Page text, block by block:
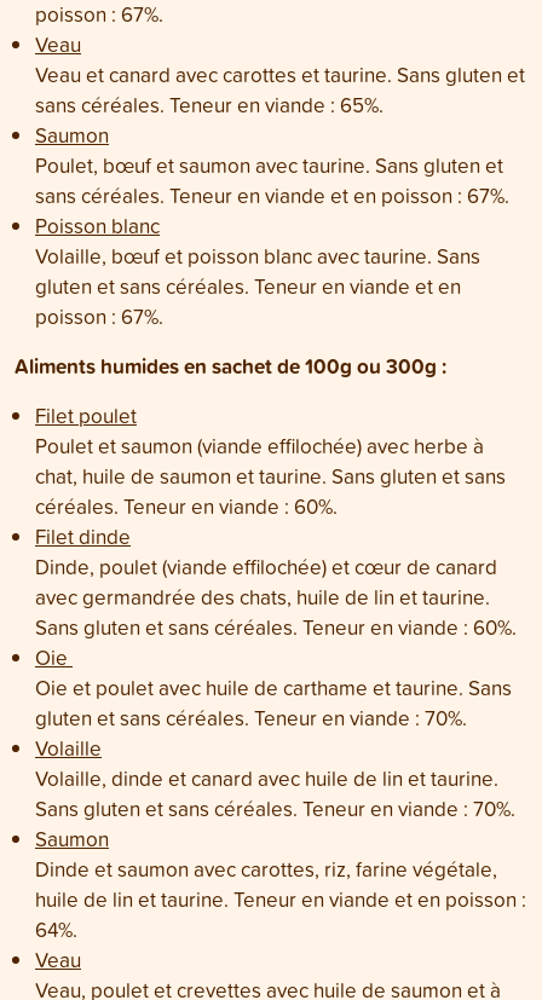
poisson : 67%.
Veau
Veau et canard avec carottes et taurine. Sans gluten et
sans céréales. Teneur en viande : 65%.
Saumon
Poulet, bœuf et saumon avec taurine. Sans gluten et
sans céréales. Teneur en viande et en poisson : 67%.
Poisson blanc
Volaille, bœuf et poisson blanc avec taurine. Sans
gluten et sans céréales. Teneur en viande et en
poisson : 67%.
Aliments humides en sachet de 100g ou 300g :
Filet poulet
Poulet et saumon (viande effilochée) avec herbe à
chat, huile de saumon et taurine. Sans gluten et sans
céréales. Teneur en viande : 60%.
Filet dinde
Dinde, poulet (viande effilochée) et cœur de canard
avec germandrée des chats, huile de lin et taurine.
Sans gluten et sans céréales. Teneur en viande : 60%.
Oie
Oie et poulet avec huile de carthame et taurine. Sans
gluten et sans céréales. Teneur en viande : 70%.
Volaille
Volaille, dinde et canard avec huile de lin et taurine.
Sans gluten et sans céréales. Teneur en viande : 70%.
Saumon
Dinde et saumon avec carottes, riz, farine végétale,
huile de lin et taurine. Teneur en viande et en poisson :
64%.
Veau
Veau, poulet et crevettes avec huile de saumon et à